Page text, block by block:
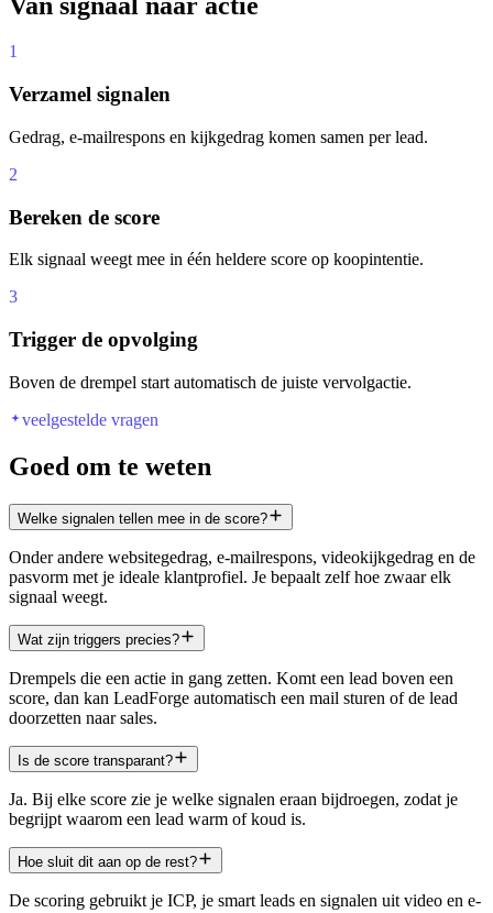
1
Verzamel signalen
Gedrag, e-mailrespons en kijkgedrag komen samen per lead.
2
Bereken de score
Elk signaal weegt mee in één heldere score op koopintentie.
3
Trigger de opvolging
Boven de drempel start automatisch de juiste vervolgactie.
veelgestelde vragen
Goed om te weten
Welke signalen tellen mee in de score?
Onder andere websitegedrag, e-mailrespons, videokijkgedrag en de
pasvorm met je ideale klantprofiel. Je bepaalt zelf hoe zwaar elk
signaal weegt.
Wat zijn triggers precies?
Drempels die een actie in gang zetten. Komt een lead boven een
score, dan kan LeadForge automatisch een mail sturen of de lead
doorzetten naar sales.
Is de score transparant?
Ja. Bij elke score zie je welke signalen eraan bijdroegen, zodat je
begrijpt waarom een lead warm of koud is.
Hoe sluit dit aan op de rest?
De scoring gebruikt je ICP, je smart leads en signalen uit video en e-